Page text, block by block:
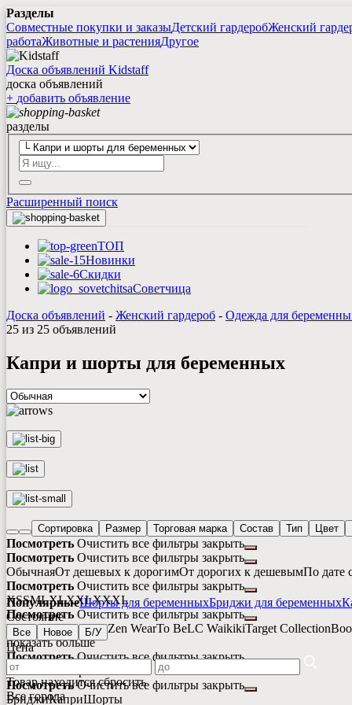
Разделы
Совместные покупки и заказыДетский гардеробЖенский
работаЖивотные и растенияДругое
Доска объявлений Kidstaff
доска объявлений
+ добавить объявление
разделы
Расширенный поиск
ТОП
Новинки
Скидки
Советчица
Доска объявлений - Женский гардероб - Одежда для
25 из 25 объявлений
Капри и шорты для беременных
Сортировка Размер Торговая марка Состав Тип Цвет
Посмотреть Очистить все фильтры закрыть
Посмотреть Очистить все фильтры закрыть
ОбычнаяОт дешевых к дорогимОт дорогих к дешевымПо дате
Посмотреть Очистить все фильтры закрыть
XSSMLXLXXLXXXL
Посмотреть Очистить все фильтры закрыть
EsmaraМамин ДомZen WearTo BeLC WaikikiTarget Collection
показать больше
Посмотреть Очистить все фильтрызакрыть
ЛенПолиэстерХлопок
Посмотреть Очистить все фильтры закрыть
БриджиКаприШорты
ПопулярныеШорты для беременныхБриджи для беременных
Состояние
Все Новое Б/У
Цена
Товар находится сбросить
Все города